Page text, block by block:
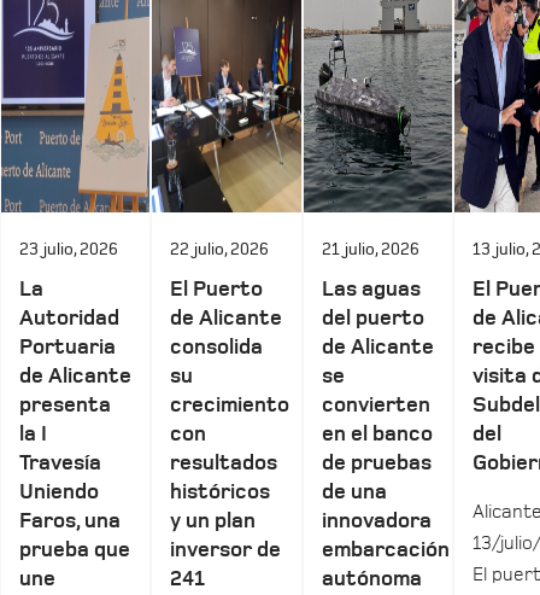
23 julio, 2026
La
Autoridad
Portuaria
de Alicante
presenta
la I
Travesía
Uniendo
Faros, una
prueba que
une
22 julio, 2026
El Puerto
de Alicante
consolida
su
crecimiento
con
resultados
históricos
y un plan
inversor de
241
21 julio, 2026
Las aguas
del puerto
de Alicante
se
convierten
en el banco
de pruebas
de una
innovadora
embarcación
autónoma
13 julio,
El
de
recibe
visita
del
13/
El